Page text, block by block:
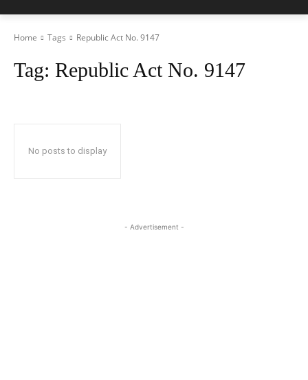
Home Tags Republic Act No. 9147
Tag: Republic Act No. 9147
No posts to display
- Advertisement -